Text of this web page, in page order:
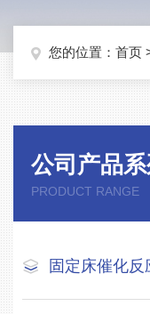
您的位置： 首页
公司产品系
PRODUCT RANGE
固定床催化